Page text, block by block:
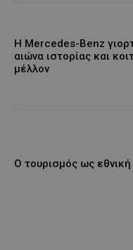
Η Mercedes-Benz
αιώνα ιστορίας και
μέλλον
Ο τουρισμός ως